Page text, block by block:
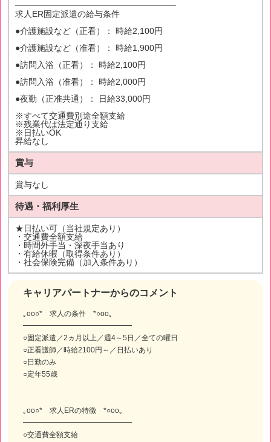
キャリアパートナーからのコメント
｡oо○* 求人の条件 *○оo｡
━━━━━━━━━━━━━━━
○固定派遣／2ヵ月以上／週4～5日／全ての曜日
○正看護師／時給2100円～／日払いあり
○日勤のみ
○定年55歳
｡oо○* 求人ERの特徴 *○оo｡
━━━━━━━━━━━━━━━
○交通費全額支給
━━━━━━━━━━━━━━━━━━━
求人ER固定派遣の給与条件
●介護施設など（正看）： 時給2,100円
●介護施設など（准看）： 時給1,900円
●訪問入浴（正看）： 時給2,100円
●訪問入浴（准看）： 時給2,000円
●夜勤（正准共通）： 日給33,000円
※すべて交通費別途全額支給
※残業代は法定通り支給
※日払いOK
昇給なし
賞与
賞与なし
待遇・福利厚生
★日払い可（当社規定あり）
・交通費全額支給
・時間外手当・深夜手当あり
・有給休暇（取得条件あり）
・社会保険完備（加入条件あり）